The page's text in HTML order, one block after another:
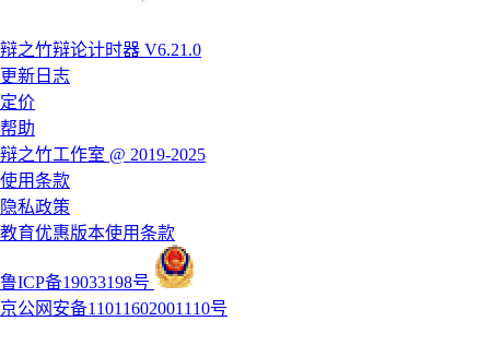
辩之竹辩论计时器 V6.21.0
更新日志
定价
帮助
辩之竹工作室 @ 2019-2025
使用条款
隐私政策
教育优惠版本使用条款
鲁ICP备19033198号
京公网安备11011602001110号